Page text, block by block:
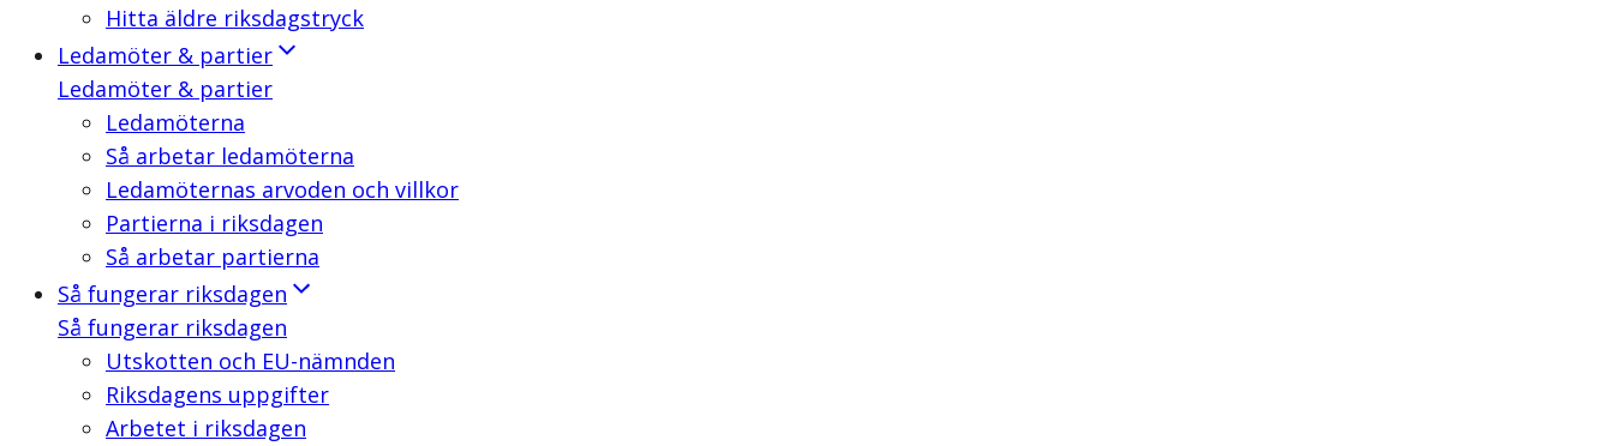
Hitta äldre riksdagstryck
Ledamöter & partier
Ledamöter & partier
Ledamöterna
Så arbetar ledamöterna
Ledamöternas arvoden och villkor
Partierna i riksdagen
Så arbetar partierna
Så fungerar riksdagen
Så fungerar riksdagen
Utskotten och EU-nämnden
Riksdagens uppgifter
Arbetet i riksdagen